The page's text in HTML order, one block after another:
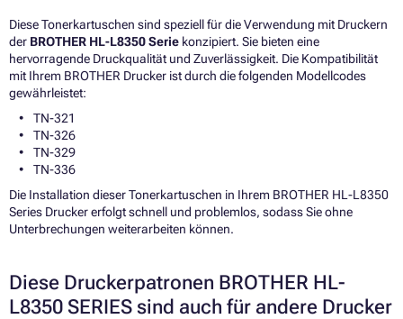
Diese Tonerkartuschen sind speziell für die Verwendung mit Druckern
der BROTHER HL-L8350 Serie konzipiert. Sie bieten eine
hervorragende Druckqualität und Zuverlässigkeit. Die Kompatibilität
mit Ihrem BROTHER Drucker ist durch die folgenden Modellcodes
gewährleistet:
TN-321
TN-326
TN-329
TN-336
Die Installation dieser Tonerkartuschen in Ihrem BROTHER HL-L8350
Series Drucker erfolgt schnell und problemlos, sodass Sie ohne
Unterbrechungen weiterarbeiten können.
Diese Druckerpatronen BROTHER HL-
L8350 SERIES sind auch für andere Drucker